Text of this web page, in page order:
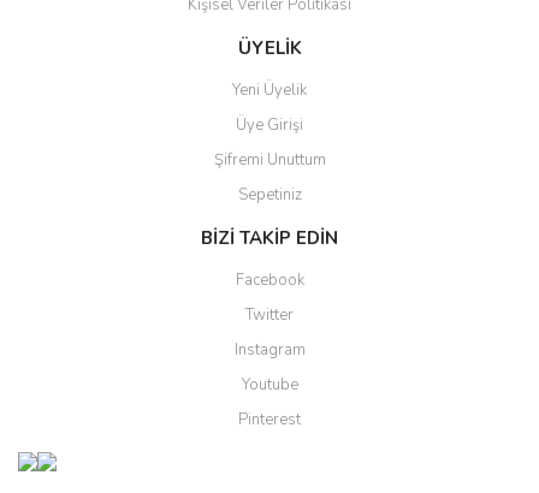
Gönder
Kişisel Veriler Politikası
ÜYELİK
Yeni Üyelik
Üye Girişi
Şifremi Unuttum
Sepetiniz
BİZİ TAKİP EDİN
Facebook
Twitter
Instagram
Youtube
Pinterest